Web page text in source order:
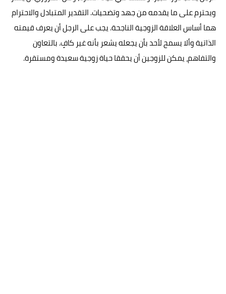
ويحترم على ما يقدمه من جهد وتضحيات. التقدير المتبادل والاحترام
هما أساس العلاقة الزوجية الناجحة. يجب على الرجل أن يعرف قيمته
الذاتية وألا يسمح لأحد بأن يجعله يشعر بأنه غير كافٍ. بالتعاون
والتفاهم، يمكن للزوجين أن يحققا حياة زوجية سعيدة ومستقرة.